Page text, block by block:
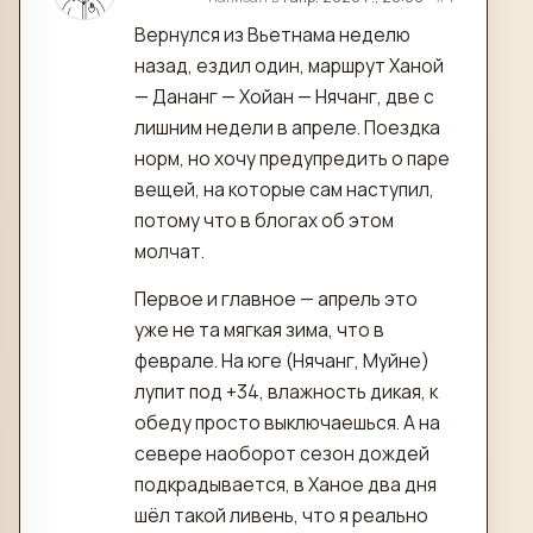
Вернулся из Вьетнама неделю
назад, ездил один, маршрут Ханой
— Дананг — Хойан — Нячанг, две с
лишним недели в апреле. Поездка
норм, но хочу предупредить о паре
вещей, на которые сам наступил,
потому что в блогах об этом
молчат.
Первое и главное — апрель это
уже не та мягкая зима, что в
феврале. На юге (Нячанг, Муйне)
лупит под +34, влажность дикая, к
обеду просто выключаешься. А на
севере наоборот сезон дождей
подкрадывается, в Ханое два дня
шёл такой ливень, что я реально